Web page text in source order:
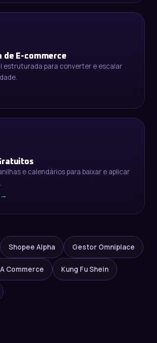
de E-commerce
estruturada para converter e escalar
e calendários para baixar e aplicar
→
Shopee Alpha Gestor Omniplace
Commerce Kung Fu Shein